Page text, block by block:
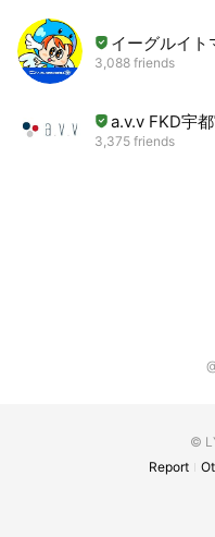
イーグルイト
3,088 friends
a.v.v FKD宇
3,375 friends
©
Report